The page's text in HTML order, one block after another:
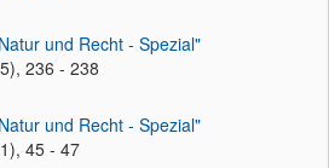
und Recht - Spezial"
236 - 238
und Recht - Spezial"
45 - 47